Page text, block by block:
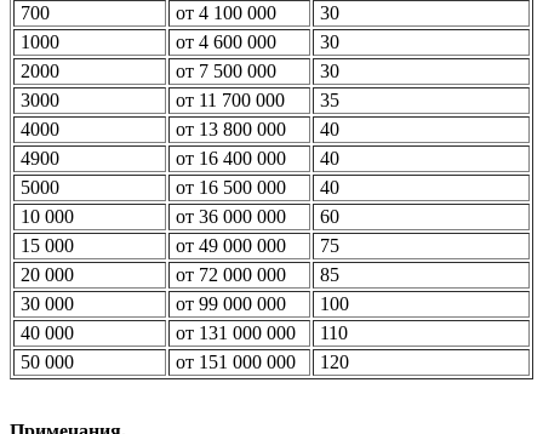
700
от 4 100 000
30
1000
от 4 600 000
30
2000
от 7 500 000
30
3000
от 11 700 000
35
4000
от 13 800 000
40
4900
от 16 400 000
40
5000
от 16 500 000
40
10 000
от 36 000 000
60
15 000
от 49 000 000
75
20 000
от 72 000 000
85
30 000
от 99 000 000
100
40 000
от 131 000 000
110
50 000
от 151 000 000 120